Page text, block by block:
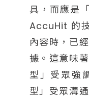
具，而應是
AccuHit 的
內容時，已
據。這意味
型」受眾強
型」受眾溝